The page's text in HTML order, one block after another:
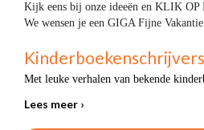
Kijk eens bij onze ideeën en KLIK OP
We wensen je een GIGA Fijne
Kinderboekenschrijvers
Met leuke verhalen van bekende
Lees meer ›